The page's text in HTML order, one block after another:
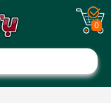
0